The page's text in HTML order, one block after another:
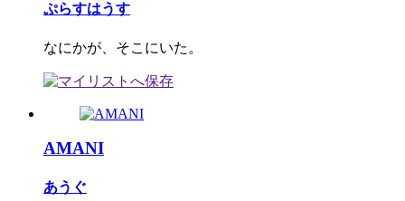
ぷらすはうす
なにかが、そこにいた。
AMANI
あうぐ